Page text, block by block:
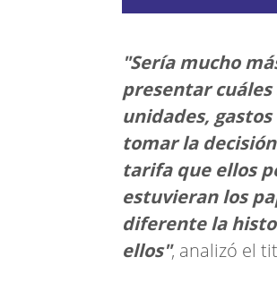
"Sería mucho
presentar
unidades,
tomar la
tarifa que ellos
estuvieran los
diferente la
ellos", analizó el